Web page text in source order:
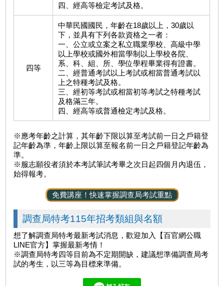
四、經高等檢定考試及格。
四等
中華民國國民，年齡在18歲以上，30歲以
下，並具有下列各款資格之一者：
一、公立或立案之私立職業學校、高級中學
以上學校或國外相當學制以上學校各院、
系、科、組、所、學位學程畢業得有證書。
二、經普通考試以上考試或相當普通考試以
上之特種考試及格。
三、經初等考試或相當初等考試之特種考試
及格滿三年。
四、經高等或普通檢定考試及格。
※應考年齡之計算，其年齡下限以算至考試前一日之戶籍登
記年齡為準，年齡上限以算至報名前一日之戶籍登記年齡為
準。
※服志願役者須於本考試筆試考畢之次日起四個月內退伍，
始得報考。
免費講座！快速掌握調查局考試重點
調查局特考115年招考類組與名額
想了解調查局特考最新考試消息，歡迎加入【百官網公職
LINE官方】掌握最新考情！
※調查局特考四等目前為不定期開缺，建議想準備調查局考
試的考生，以三等為目標來準備。